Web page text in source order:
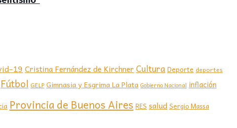
19 Cristina Fernández de Kirchner Cultura Deporte deportes
Fútbol GELP Gimnasia y Esgrima La Plata Gobierno Nacional inflación
Provincia de Buenos Aires RES saludSergio Massa